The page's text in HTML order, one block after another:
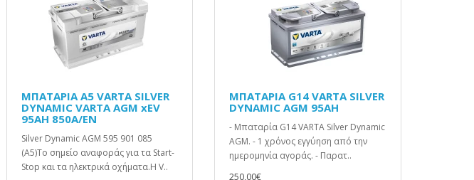
ΜΠΑΤΑΡΙΑ A5 VARTA SILVER
DYNAMIC VARTA AGM xEV
95AH 850A/EN
Silver Dynamic AGM 595 901 085
(A5)Το σημείο αναφοράς για τα Start-
Stop και τα ηλεκτρικά οχήματα.Η V..
ΜΠΑΤΑΡΙΑ G14 VARTA SILVER
DYNAMIC AGM 95AH
- Μπαταρία G14 VARTA Silver Dynamic
AGM. - 1 χρόνος εγγύηση από την
ημερομηνία αγοράς. - Παρατ..
250,00€